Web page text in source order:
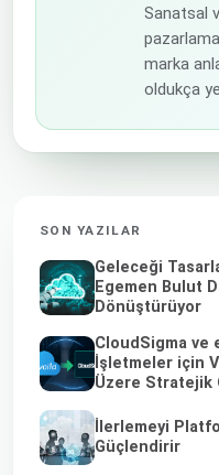
Sanatsal
marka
oldukça
SON YAZILAR
Geleceği
Egemen Bulut
Dönüştürüyor
CloudSigma ve
İşletmeler için
Üzere Stratejik
İlerlemeyi
Güçlendirir